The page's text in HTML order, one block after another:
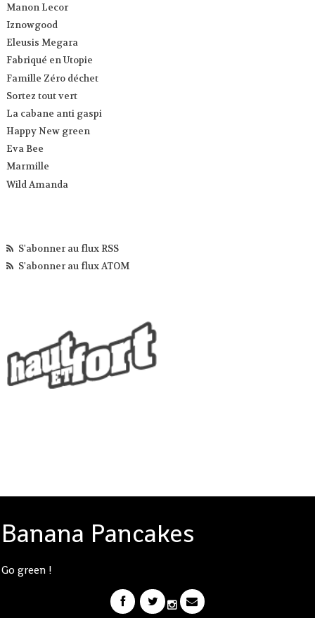
Manon Lecor
Iznowgood
Eleusis Megara
Fabriqué en Utopie
Famille Zéro déchet
Sortez tout vert
La cabane anti gaspi
Happy New green
Eva Bee
Marmille
Wild Amanda
S'abonner au flux RSS
S'abonner au flux ATOM
Banana Pancakes
Go green !